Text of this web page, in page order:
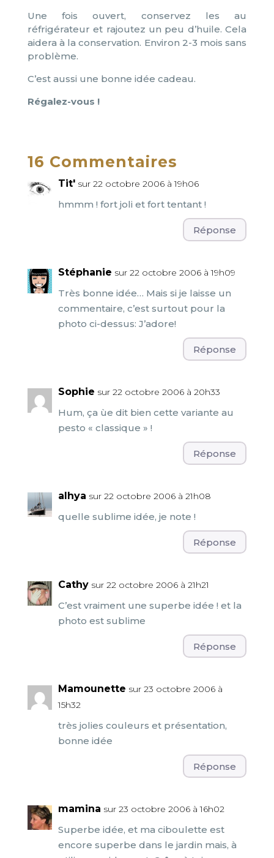
Une fois ouvert, conservez les au
réfrigérateur et rajoutez un peu d’huile. Cela
aidera à la conservation. Environ 2-3 mois sans
problème.
C’est aussi une bonne idée cadeau.
Régalez-vous !
16 Commentaires
Tit' sur 22 octobre 2006 à 19h06
hmmm ! fort joli et fort tentant !
Réponse
Stéphanie sur 22 octobre 2006 à 19h09
Très bonne idée… Mais si je laisse un
commentaire, c’est surtout pour la
photo ci-dessus: J’adore!
Réponse
Sophie sur 22 octobre 2006 à 20h33
Hum, ça ùe dit bien cette variante au
pesto « classique » !
Réponse
alhya sur 22 octobre 2006 à 21h08
quelle sublime idée, je note !
Réponse
Cathy sur 22 octobre 2006 à 21h21
C’est vraiment une superbe idée ! et la
photo est sublime
Réponse
Mamounette sur 23 octobre 2006 à
15h32
très jolies couleurs et présentation,
bonne idée
Réponse
mamina sur 23 octobre 2006 à 16h02
Superbe idée, et ma ciboulette est
encore superbe dans le jardin mais, à